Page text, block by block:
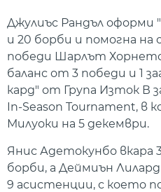
Джулиъс Рандъл оформи
и 20 борби и помогна на
победи Шарлът Хорнетс
баланс от 3 победи и 1
кард" от Група Изток В
In-Season Tournament, в
Милуоки на 5 декември.
Янис Адетокунбо вкара
борби, а Деймиън
9 асистенции, с което